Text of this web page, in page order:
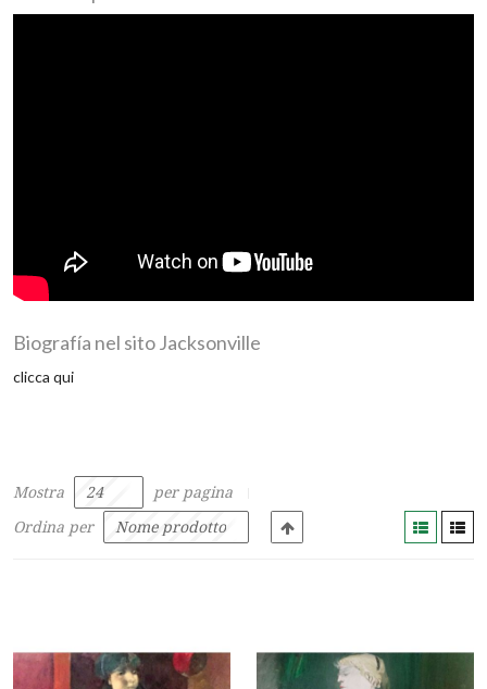
Biografía nel sito Jacksonville
clicca qui
Mostra
per pagina
Ordina per